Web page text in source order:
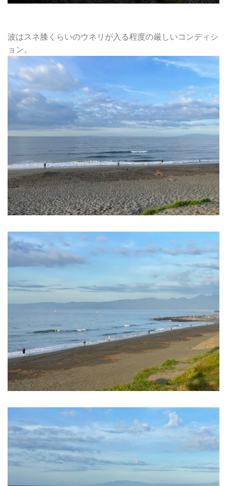
波はスネ膝くらいのウネリが入る程度の厳しいコンディシ
ョン。